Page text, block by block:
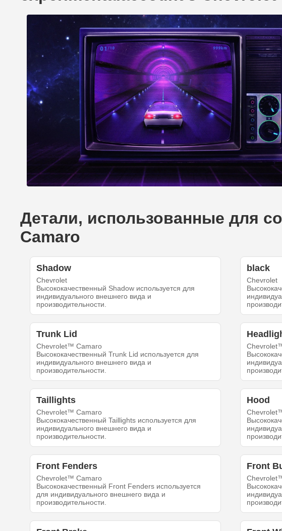
Детали, использованные для
Camaro
Shadow
Chevrolet
Высококачественный Shadow используется для
индивидуального внешнего вида и
производительности.
black
Chevrolet
Trunk Lid
Chevrolet™ Camaro
Высококачественный Trunk Lid используется для
индивидуального внешнего вида и
производительности.
Taillights
Chevrolet™ Camaro
Высококачественный Taillights используется для
индивидуального внешнего вида и
производительности.
Hood
Front Fenders
Chevrolet™ Camaro
Высококачественный Front Fenders используется
для индивидуального внешнего вида и
производительности.
Front